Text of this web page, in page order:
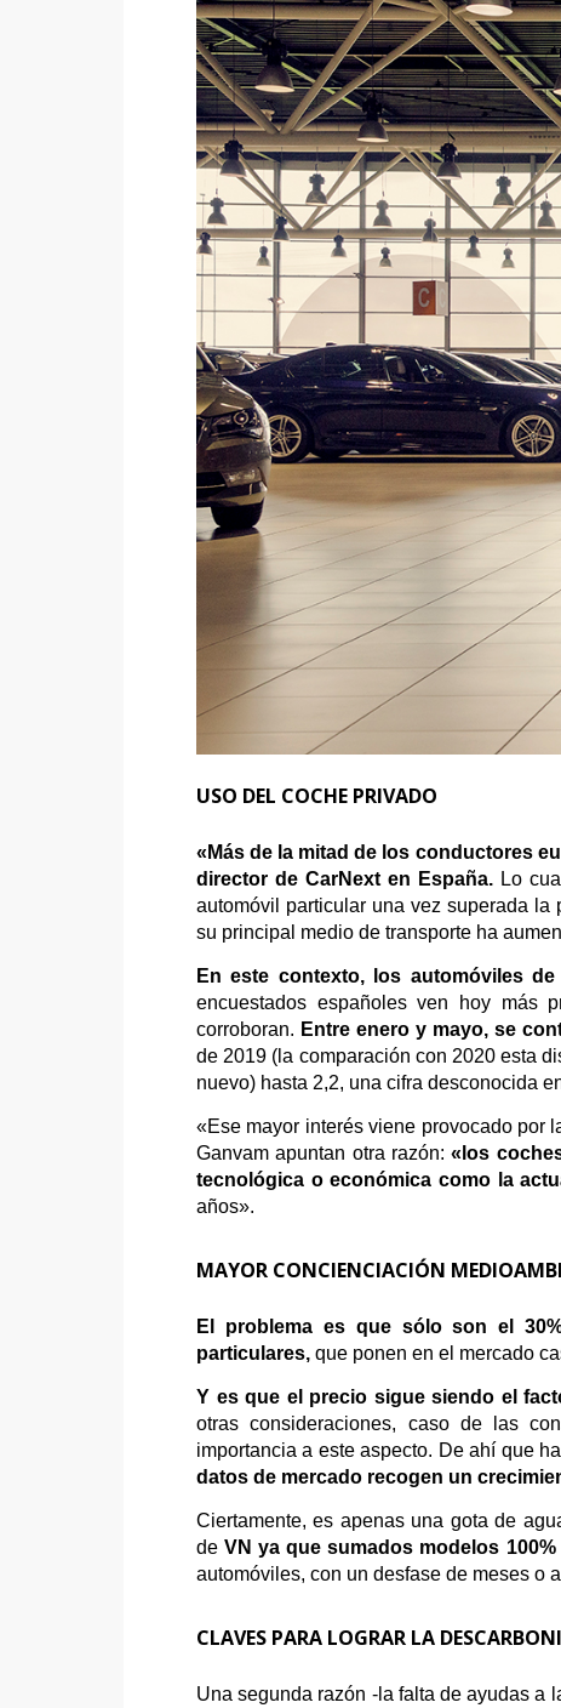
USO DEL COCHE PRIVADO
«Más de la mitad de los conductores
director de CarNext en España. Lo
automóvil particular una vez superada
su principal medio de transporte ha
En este contexto, los automóviles
encuestados españoles ven hoy más
corroboran. Entre enero y mayo, se
de 2019 (la comparación con 2020 esta
nuevo) hasta 2,2, una cifra desconocida
«Ese mayor interés viene provocado por
Ganvam apuntan otra razón:«los
tecnológica o económica como la
años».
MAYOR CONCIENCIACIÓN
El problema es que sólo son el
particulares, que ponen en el mercado
Y es que el precio sigue siendo el
otras consideraciones, caso de las
importancia a este aspecto. De ahí que
datos de mercado recogen un
Ciertamente, es apenas una gota de
deVN ya que sumados modelos
automóviles, con un desfase de meses o
CLAVES PARA LOGRAR LA
Una segunda razón -la falta de ayudas a